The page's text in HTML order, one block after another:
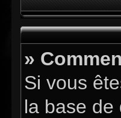
»
Si vous
la base de